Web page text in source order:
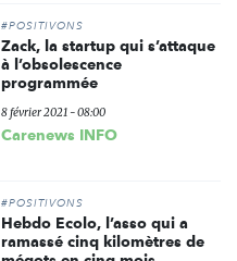
#POSITIVONS
Zack, la startup qui s’attaque
à l’obsolescence
programmée
8 février 2021 - 08:00
Carenews INFO
#POSITIVONS
Hebdo Ecolo, l’asso qui a
ramassé cinq kilomètres de